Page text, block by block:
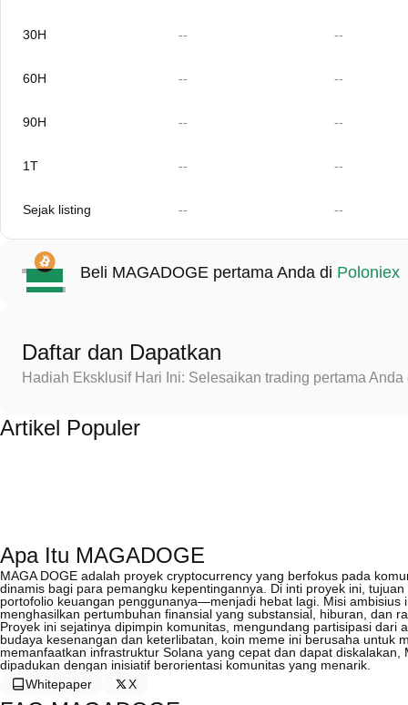
30H -- --
60H -- --
90H -- --
1T -- --
Sejak listing -- --
Beli MAGADOGE pertama Anda di Poloniex
Daftar dan Dapatkan
Hadiah Eksklusif Hari Ini: Selesaikan trading pertama
Artikel Populer
Apa Itu MAGADOGE
MAGA DOGE adalah proyek cryptocurrency yang berfokus pada
dinamis bagi para pemangku kepentingannya. Di inti proyek ini,
portofolio keuangan penggunanya—menjadi hebat lagi. Misi
menghasilkan pertumbuhan finansial yang substansial, hiburan, dan
Proyek ini sejatinya dipimpin komunitas, mengundang partisipasi
budaya kesenangan dan keterlibatan, koin meme ini berusaha untuk
memanfaatkan infrastruktur Solana yang cepat dan dapat
dipadukan dengan inisiatif berorientasi komunitas yang menarik.
Whitepaper
X